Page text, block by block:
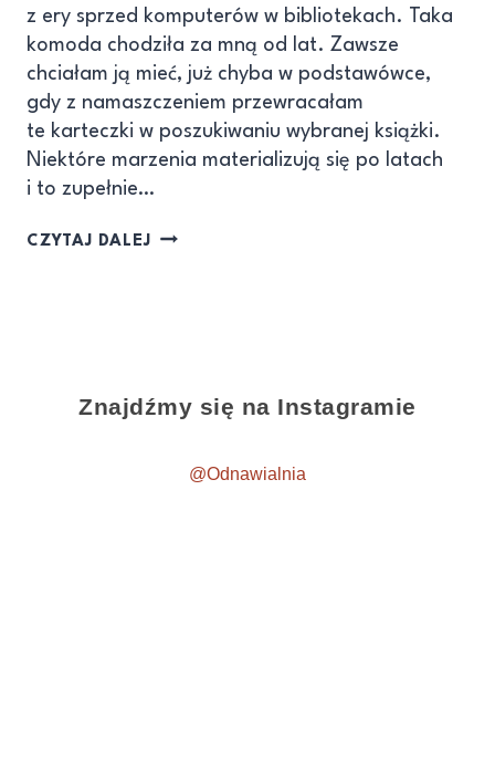
z ery sprzed komputerów w bibliotekach. Taka
komoda chodziła za mną od lat. Zawsze
chciałam ją mieć, już chyba w podstawówce,
gdy z namaszczeniem przewracałam
te karteczki w poszukiwaniu wybranej książki.
Niektóre marzenia materializują się po latach
i to zupełnie…
CZYTAJ DALEJ
Znajdźmy się na Instagramie
@Odnawialnia